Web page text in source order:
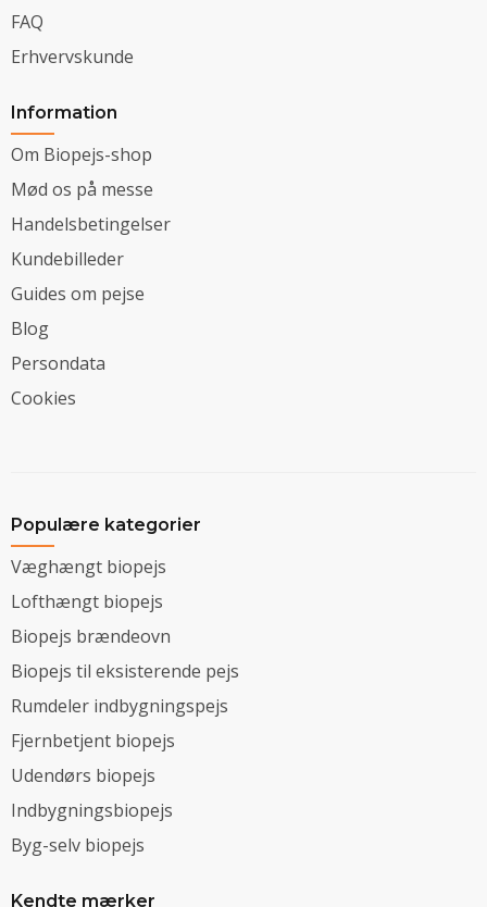
FAQ
Erhvervskunde
Information
Om Biopejs-shop
Mød os på messe
Handelsbetingelser
Kundebilleder
Guides om pejse
Blog
Persondata
Cookies
Populære kategorier
Væghængt biopejs
Lofthængt biopejs
Biopejs brændeovn
Biopejs til eksisterende pejs
Rumdeler indbygningspejs
Fjernbetjent biopejs
Udendørs biopejs
Indbygningsbiopejs
Byg-selv biopejs
Kendte mærker